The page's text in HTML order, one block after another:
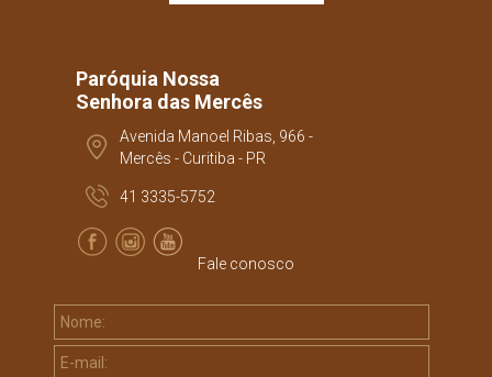
Paróquia Nossa
Senhora das Mercês
Avenida Manoel Ribas, 966 -
Mercês - Curitiba - PR
41 3335-5752
Fale conosco